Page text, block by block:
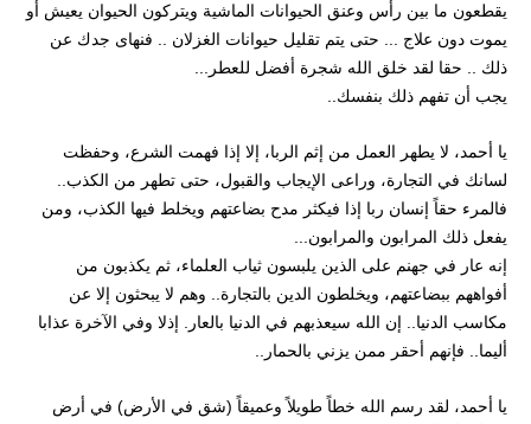
يقطعون ما بين رأس وعنق الحيوانات الماشية ويتركون الحيوان يعيش أو
يموت دون علاج ... حتى يتم تقليل حيوانات الغزلان .. فنهاى جدك عن
ذلك .. حقا لقد خلق الله شجرة أفضل للعطر...
يجب أن تفهم ذلك بنفسك..
يا أحمد، لا يطهر العمل من إثم الربا، إلا إذا فهمت الشرع، وحفظت
لسانك في التجارة، وراعى الإيجاب والقبول، حتى تطهر من الكذب..
فالمرء حقاً إنسان ربا إذا فيكثر مدح بضاعتهم ويخلط فيها الكذب، ومن
يفعل ذلك المرابون والمرابون...
إنه عار في جهنم على الذين يلبسون ثياب العلماء، ثم يكذبون من
أفواههم ببضاعتهم، ويخلطون الدين بالتجارة.. وهم لا يبحثون إلا عن
مكاسب الدنيا.. إن الله سيعذبهم في الدنيا بالعار. إذلا وفي الآخرة عذابا
أليما.. فإنهم أحقر ممن يزني بالحمار..
يا أحمد، لقد رسم الله خطاً طويلاً وعميقاً (شق في الأرض) في أرض